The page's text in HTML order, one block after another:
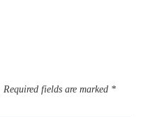
Required fields are marked *